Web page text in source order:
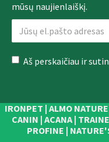
mūsų naujienlaiškį.
Aš perskaičiau ir
IRONPET | ALMO
CANIN | ACANA |
PROFINE |